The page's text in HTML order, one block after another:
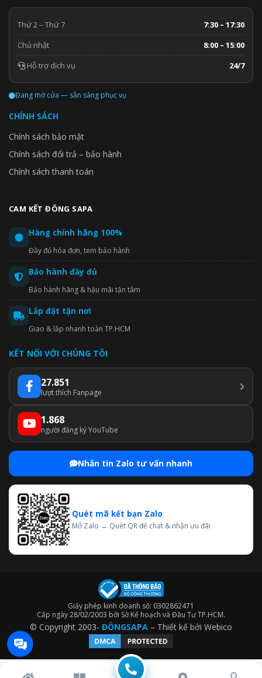
Thứ 2 – Thứ 7
7:30 – 17:30
Chủ nhật
8:00 – 15:00
Hỗ trợ dịch vụ
24/7
Đang mở cửa — sẵn sàng phục vụ
CHÍNH SÁCH
Chính sách bảo mật
Chính sách đổi trả – bảo hành
Chính sách thanh toán
CAM KẾT ĐÔNG SAPA
Hàng chính hãng 100%
Đầy đủ hóa đơn, tem bảo hành
Bảo hành đầy đủ
Bảo hành hãng & hậu mãi tận tâm
Lắp đặt tận nơi
Giao & lắp nhanh toàn TP.HCM
KẾT NỐI VỚI CHÚNG TÔI
27.851
lượt thích Fanpage
1.868
người đăng ký YouTube
Nhắn tin Zalo tư vấn nhanh
Quét mã kết bạn Zalo
Mở Zalo → Quét QR để chat & nhận ưu đãi
Giấy phép kinh doanh số: 0302862471
Cấp ngày 28/02/2003 bởi Sở Kế hoạch và Đầu Tư TP.HCM.
© Copyright 2003- ĐÔNGSAPA – Thiết kế bởi Webico